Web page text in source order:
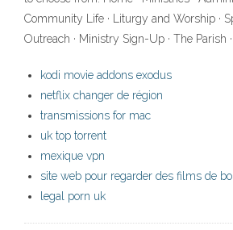
Community Life · Liturgy and Worship ·
Outreach · Ministry Sign-Up · The Parish
kodi movie addons exodus
netflix changer de région
transmissions for mac
uk top torrent
mexique vpn
site web pour regarder des films de
legal porn uk